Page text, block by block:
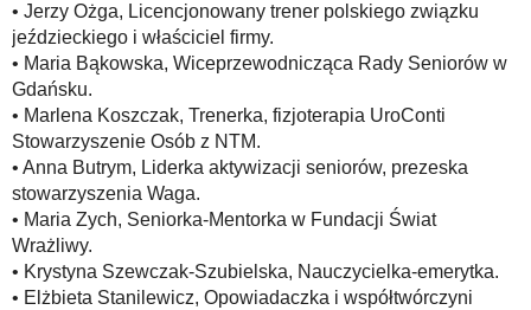
• Jerzy Ożga, Licencjonowany trener polskiego związku
jeździeckiego i właściciel firmy.
• Maria Bąkowska, Wiceprzewodnicząca Rady Seniorów w
Gdańsku.
• Marlena Koszczak, Trenerka, fizjoterapia UroConti
Stowarzyszenie Osób z NTM.
• Anna Butrym, Liderka aktywizacji seniorów, prezeska
stowarzyszenia Waga.
• Maria Zych, Seniorka-Mentorka w Fundacji Świat
Wrażliwy.
• Krystyna Szewczak-Szubielska, Nauczycielka-emerytka.
• Elżbieta Stanilewicz, Opowiadaczka i współtwórczyni